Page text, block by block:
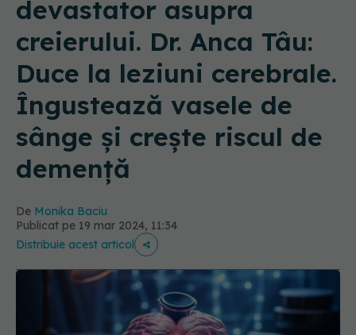
devastator asupra
creierului. Dr. Anca Tâu:
Duce la leziuni cerebrale.
Îngustează vasele de
sânge și crește riscul de
demență
De Monika Baciu
Publicat pe 19 mar 2024, 11:34
Distribuie acest articol